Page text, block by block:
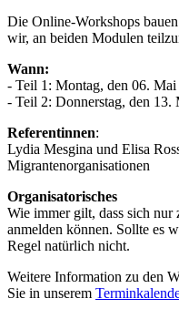
Die Online-Workshops
wir, an beiden Modulen
Wann:
- Teil 1: Montag, den 06.
- Teil 2: Donnerstag, den
Referentinnen:
Lydia Mesgina und Elisa
Migrantenorganisationen
Organisatorisches
Wie immer gilt, dass sich
anmelden können. Sollte es
Regel natürlich nicht.
Weitere Information zu den
Sie in unserem